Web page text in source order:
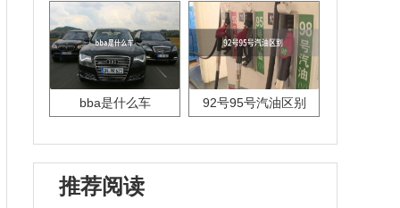
bba是什么车 92号95号汽油区别
推荐阅读